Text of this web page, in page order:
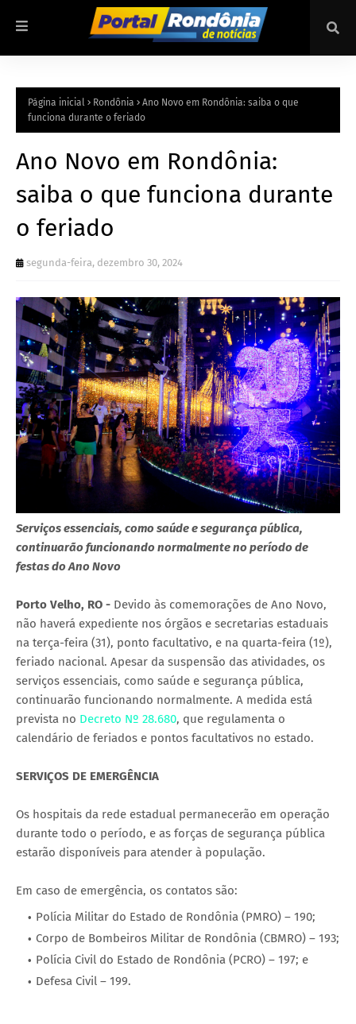
Página inicial Rondônia
Ano Novo em Rondônia: saiba o que
funciona durante o feriado
Ano Novo em Rondônia:
saiba o que funciona durante
o feriado
segunda-feira, dezembro 30, 2024
Serviços essenciais, como saúde e segurança pública,
continuarão funcionando normalmente no período de
festas do Ano Novo
Porto Velho, RO - Devido às comemorações de Ano Novo,
não haverá expediente nos órgãos e secretarias estaduais
na terça-feira (31), ponto facultativo, e na quarta-feira (1º),
feriado nacional. Apesar da suspensão das atividades, os
serviços essenciais, como saúde e segurança pública,
continuarão funcionando normalmente. A medida está
prevista no Decreto Nº 28.680, que regulamenta o
calendário de feriados e pontos facultativos no estado.
SERVIÇOS DE EMERGÊNCIA
Os hospitais da rede estadual permanecerão em operação
durante todo o período, e as forças de segurança pública
estarão disponíveis para atender à população.
Em caso de emergência, os contatos são:
Polícia Militar do Estado de Rondônia (PMRO) – 190;
Corpo de Bombeiros Militar de Rondônia (CBMRO) – 193;
Polícia Civil do Estado de Rondônia (PCRO) – 197; e
Defesa Civil – 199.